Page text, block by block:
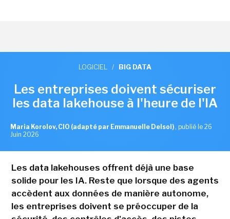
LOGICIEL / BIG DATA
Les entreprises doivent sécuriser
les data lakehouse à l'heure de l'IA
Maria Korolov, CIO (adapté par Emmanuelle Delsol) , publié le 26
Juin 2026
Les data lakehouses offrent déjà une base
solide pour les IA. Reste que lorsque des agents
accèdent aux données de manière autonome,
les entreprises doivent se préoccuper de la